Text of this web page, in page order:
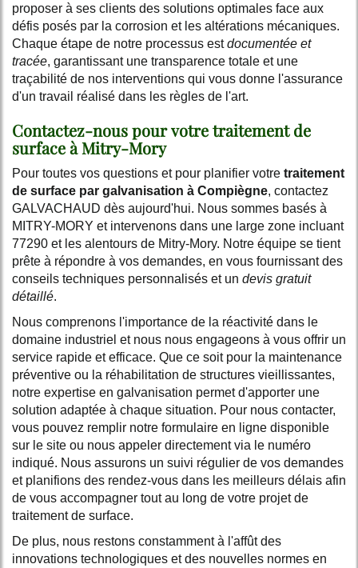
proposer à ses clients des solutions optimales face aux
défis posés par la corrosion et les altérations mécaniques.
Chaque étape de notre processus estdocumentée et
tracée, garantissant une transparence totale et une
traçabilité de nos interventions qui vous donne l'assurance
d'un travail réalisé dans les règles de l'art.
Contactez-nous pour votre traitement de
surface à Mitry-Mory
Pour toutes vos questions et pour planifier votre traitement
de surface par galvanisation à Compiègne, contactez
GALVACHAUD dès aujourd'hui. Nous sommes basés à
MITRY-MORY et intervenons dans une large zone incluant
77290 et les alentours de Mitry-Mory. Notre équipe se tient
prête à répondre à vos demandes, en vous fournissant des
conseils techniques personnalisés et un devis gratuit
détaillé.
Nous comprenons l'importance de la réactivité dans le
domaine industriel et nous nous engageons à vous offrir un
service rapide et efficace. Que ce soit pour la maintenance
préventive ou la réhabilitation de structures vieillissantes,
notre expertise en galvanisation permet d'apporter une
solution adaptée à chaque situation. Pour nous contacter,
vous pouvez remplir notre formulaire en ligne disponible
sur le site ou nous appeler directement via le numéro
indiqué. Nous assurons un suivi régulier de vos demandes
et planifions des rendez-vous dans les meilleurs délais afin
de vous accompagner tout au long de votre projet de
traitement de surface.
De plus, nous restons constamment à l'affût des
innovations technologiques et des nouvelles normes en